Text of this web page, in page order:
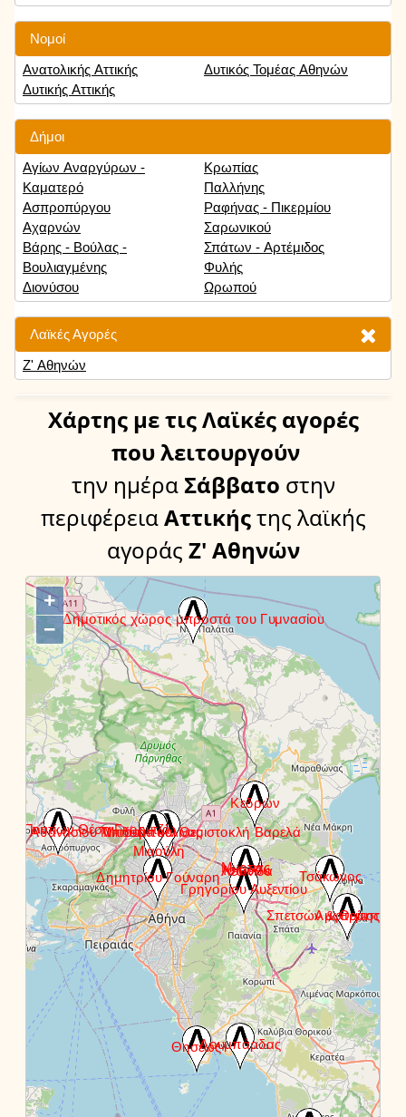
Νομοί
Ανατολικής Αττικής
Δυτικής Αττικής
Δυτικός Τομέας Αθηνών
Δήμοι
Αγίων Αναργύρων -
Καματερό
Ασπροπύργου
Αχαρνών
Βάρης - Βούλας -
Βουλιαγμένης
Διονύσου
Κρωπίας
Παλλήνης
Ραφήνας - Πικερμίου
Σαρωνικού
Σπάτων - Αρτέμιδος
Φυλής
Ωρωπού
Λαϊκές Αγορές
Ζ' Αθηνών
Χάρτης με τις Λαϊκές αγορές
που λειτουργούν
την ημέραΣάββατο στην
περιφέρειαΑττικήςτης λαϊκής
αγοράς Ζ' Αθηνών
+
−